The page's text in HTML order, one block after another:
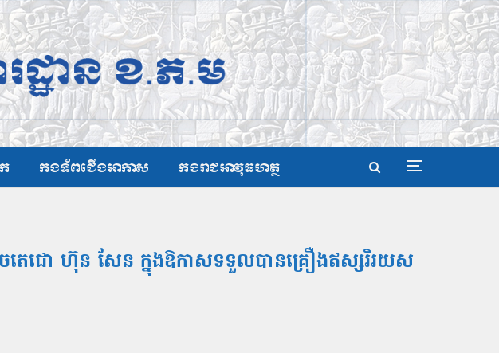
កងទ័ពជើងអាកាស កងរាជអាវុធហត្ថ
ចតេជោ ហ៊ុន សែន ក្នុងឱកាសទទួលបានគ្រឿងឥស្សរិរយស